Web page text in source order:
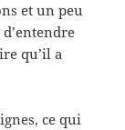
et un peu
qu’il a
ce qui